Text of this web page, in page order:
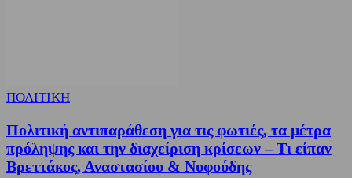
ΠΟΛΙΤΙΚΗ
Πολιτική αντιπαράθεση για τις φωτιές, τα μέτρα
πρόληψης και την διαχείριση κρίσεων – Τι είπαν
Βρεττάκος, Αναστασίου & Νυφούδης